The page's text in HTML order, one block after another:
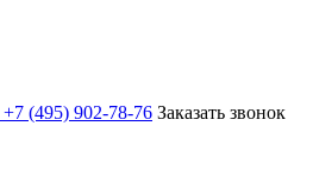
+7 (495) 902-78-76 Заказать звонок